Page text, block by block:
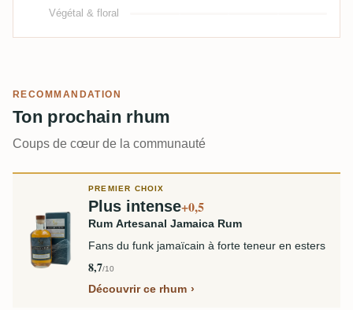
Végétal & floral
RECOMMANDATION
Ton prochain rhum
Coups de cœur de la communauté
PREMIER CHOIX
Plus intense+0,5
Rum Artesanal Jamaica Rum
Fans du funk jamaïcain à forte teneur en esters
8,7/10
Découvrir ce rhum